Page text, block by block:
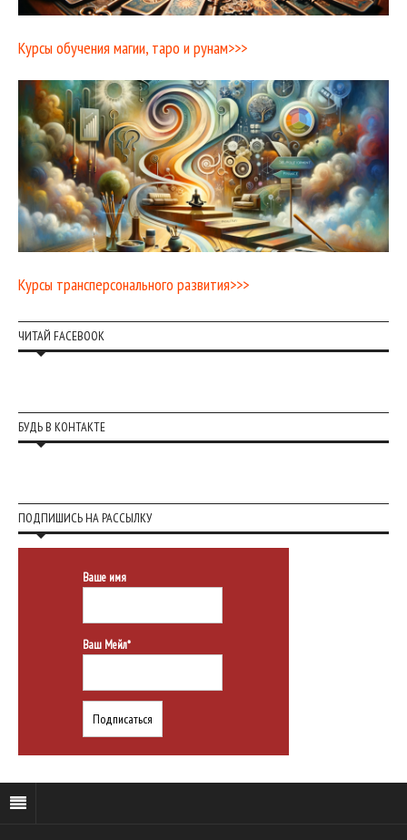
Курсы обучения магии, таро и рунам>>>
Курсы трансперсонального развития>>>
ЧИТАЙ FACEBOOK
БУДЬ В КОНТАКТЕ
ПОДПИШИСЬ НА РАССЫЛКУ
Ваше имя
Ваш Мейл*